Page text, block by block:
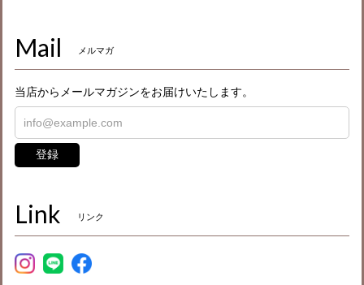
Mail メルマガ
当店からメールマガジンをお届けいたします。
登録
Link リンク